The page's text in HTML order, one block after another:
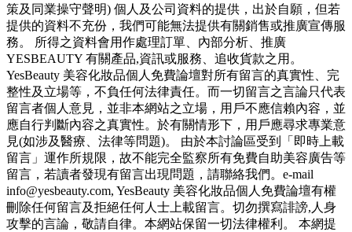
策及同業操守聲明) 個人及公司資料的提供，出於自願，但若
提供的資料不充份，我們可能無法提供有關銷售或推廣宣傳服
務。 所得之資料會用作處理訂單、內部分析、推廣
YESBEAUTY 有關產品,資訊或服務、追收貨款之用。
YesBeauty 美容化妝品個人免費論壇對所有留言的真實性、完
整性及立場等，不負任何法律責任。而一切留言之言論只代表
留言者個人意見，並非本網站之立場，用戶不應信賴內容，並
應自行判斷內容之真實性。於有關情形下，用戶應尋求專業意
見(如涉及醫療、法律等問題)。 由於本討論區受到「即時上載
留言」運作所規限，故不能完全監察所有免費自助美容廣告等
留言，若讀者發現有留言出現問題，請聯絡我們。e-mail
info@yesbeauty.com, YesBeauty 美容化妝品個人免費論壇有權
刪除任何留言及拒絕任何人士上載留言。切勿撰寫誹謗,人身
攻擊的言論，敬請自律。本網站保留一切法律權利。 本網提